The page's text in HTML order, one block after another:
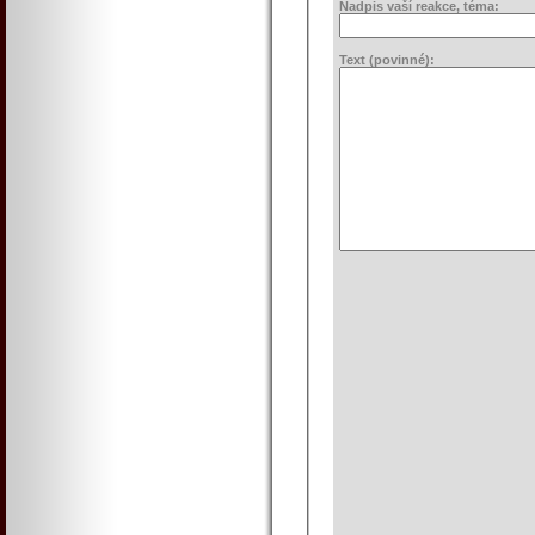
Nadpis vaší reakce, téma:
Text (povinné):